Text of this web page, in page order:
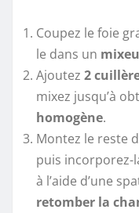
Coupez le foie
le dans un
Ajoutez 2
mixez jusqu’à
homogène.
Montez le reste
puis incorporez-
à l’aide d’une
retomber la